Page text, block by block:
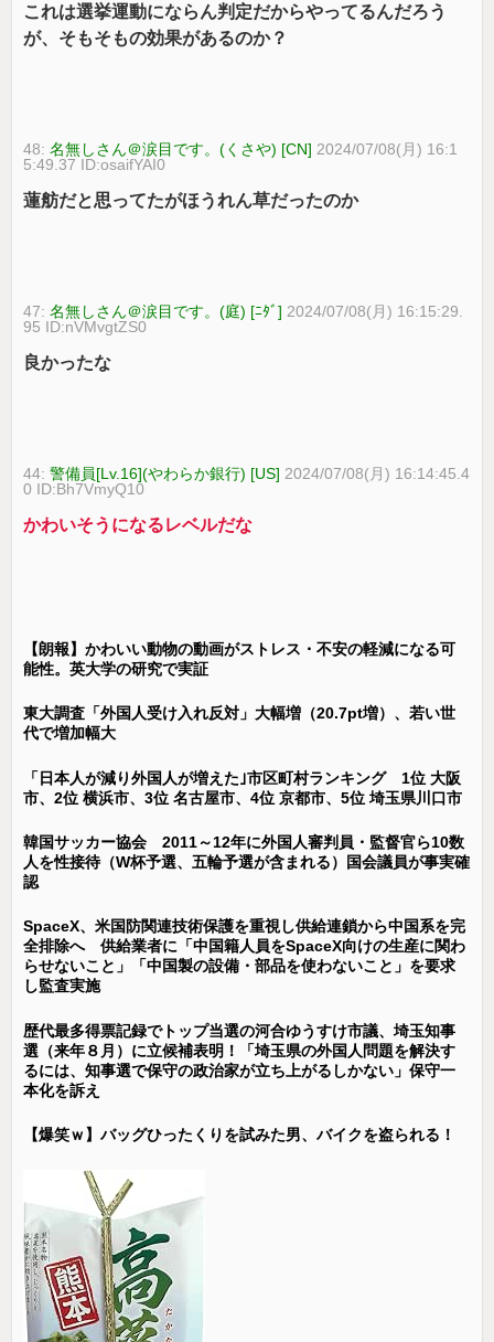
これは選挙運動にならん判定だからやってるんだろう
が、そもそもの効果があるのか？
48:名無しさん＠涙目です。(くさや) [CN] 2024/07/08(月) 16:1
5:49.37 ID:osaifYAI0
蓮舫だと思ってたがほうれん草だったのか
47:名無しさん＠涙目です。(庭) [ﾆﾀﾞ] 2024/07/08(月) 16:15:29.
95 ID:nVMvgtZS0
良かったな
44:警備員[Lv.16](やわらか銀行) [US] 2024/07/08(月) 16:14:45.4
0 ID:Bh7VmyQ10
かわいそうになるレベルだな
【朗報】かわいい動物の動画がストレス・不安の軽減になる可
能性。英大学の研究で実証
東大調査「外国人受け入れ反対」大幅増（20.7pt増）、若い世
代で増加幅大
「日本人が減り外国人が増えた｣市区町村ランキング 1位 大阪
市、2位 横浜市、3位 名古屋市、4位 京都市、5位 埼玉県川口市
韓国サッカー協会 2011～12年に外国人審判員・監督官ら10数
人を性接待（W杯予選、五輪予選が含まれる）国会議員が事実確
認
SpaceX、米国防関連技術保護を重視し供給連鎖から中国系を完
全排除へ 供給業者に「中国籍人員をSpaceX向けの生産に関わ
らせないこと」「中国製の設備・部品を使わないこと」を要求
し監査実施
歴代最多得票記録でトップ当選の河合ゆうすけ市議、埼玉知事
選（来年８月）に立候補表明！「埼玉県の外国人問題を解決す
るには、知事選で保守の政治家が立ち上がるしかない」保守一
本化を訴え
【爆笑ｗ】バッグひったくりを試みた男、バイクを盗られる！